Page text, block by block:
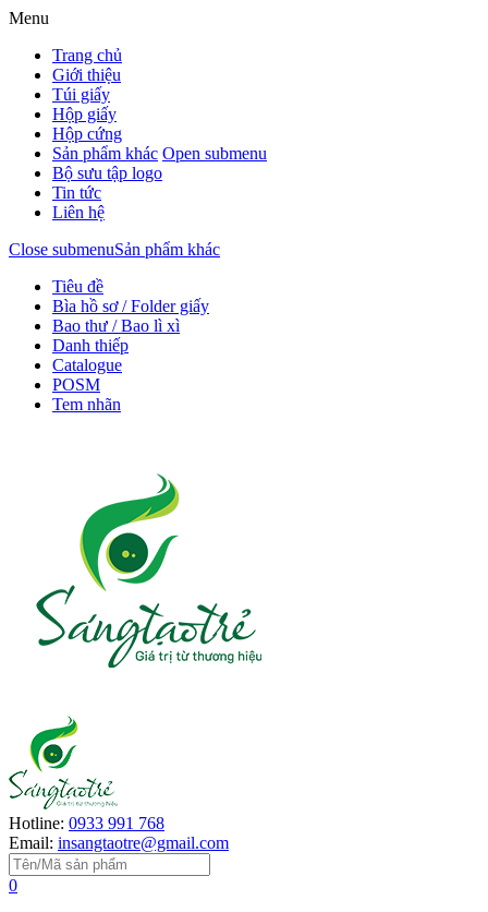
Menu
Trang chủ
Giới thiệu
Túi giấy
Hộp giấy
Hộp cứng
Sản phẩm khác Open submenu
Bộ sưu tập logo
Tin tức
Liên hệ
Close submenuSản phẩm khác
Tiêu đề
Bìa hồ sơ / Folder giấy
Bao thư / Bao lì xì
Danh thiếp
Catalogue
POSM
Tem nhãn
Hotline: 0933 991 768
Email: insangtaotre@gmail.com
0